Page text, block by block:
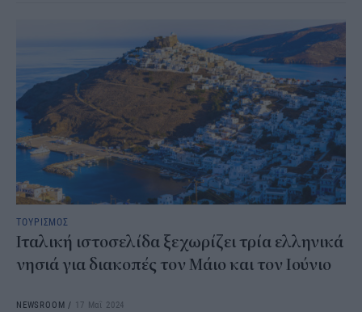
ΤΟΥΡΙΣΜΟΣ
Ιταλική ιστοσελίδα ξεχωρίζει τρία ελληνικά
νησιά για διακοπές τον Μάιο και τον Ιούνιο
NEWSROOM / 17 Μαΐ 2024